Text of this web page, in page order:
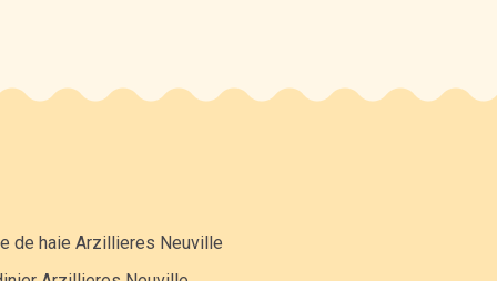
de haie Arzillieres Neuville